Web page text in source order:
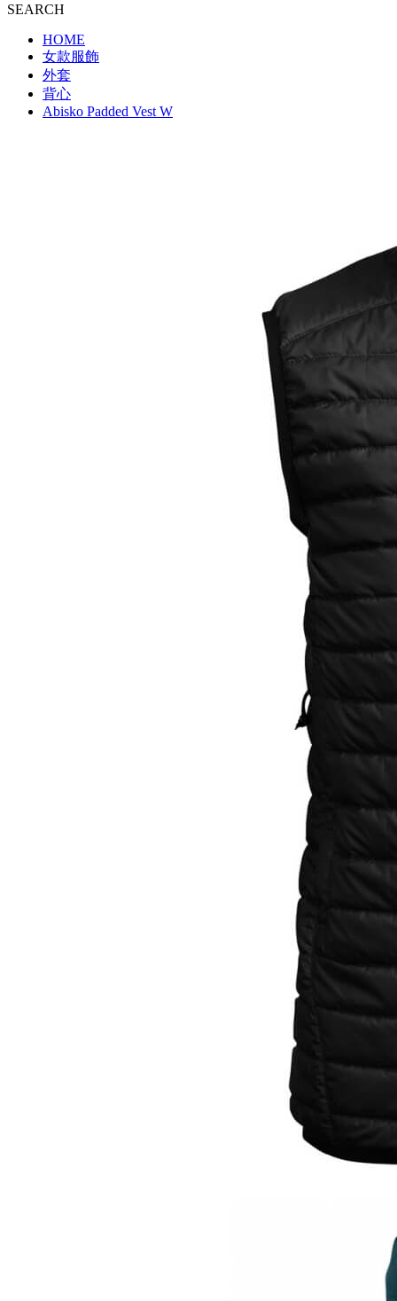
SEARCH
HOME
女款服飾
外套
背心
Abisko Padded Vest W